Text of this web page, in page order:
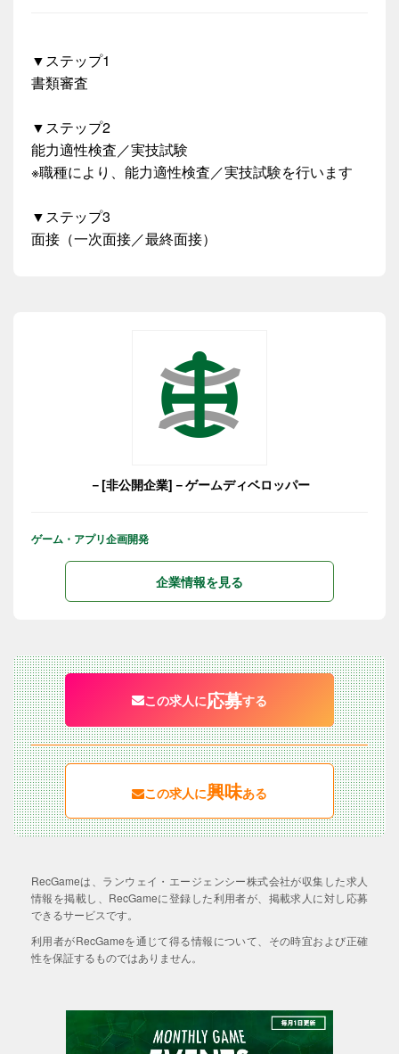
▼ステップ1
書類審査
▼ステップ2
能力適性検査／実技試験
※職種により、能力適性検査／実技試験を行います
▼ステップ3
面接（一次面接／最終面接）
－[非公開企業]－ゲームディベロッパー
ゲーム・アプリ企画開発
企業情報を見る
この求人に応募する
この求人に興味ある
RecGameは、ランウェイ・エージェンシー株式会社が収集した求人
情報を掲載し、RecGameに登録した利用者が、掲載求人に対し応募
できるサービスです。
利用者がRecGameを通じて得る情報について、その時宜および正確
性を保証するものではありません。